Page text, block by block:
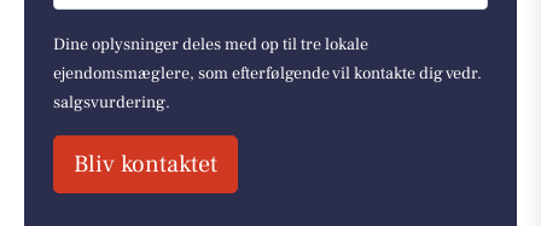
Dine oplysninger deles med op til tre lokale
ejendomsmæglere, som efterfølgende vil kontakte dig vedr.
salgsvurdering.
Bliv kontaktet